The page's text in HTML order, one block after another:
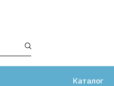
Каталог